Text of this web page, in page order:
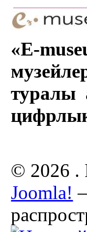
«E-
туралы
© 2026 .
Joomla!